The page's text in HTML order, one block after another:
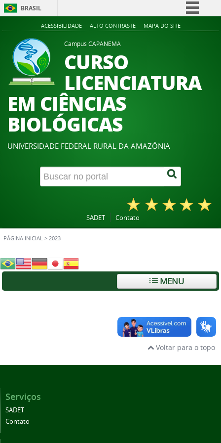
BRASIL
Simplifique!
Legislação
ACESSIBILIDADE ALTO CONTRASTE MAPA DO SITE
Campus CAPANEMA
CURSO
LICENCIATURA
EM CIÊNCIAS
BIOLÓGICAS
UNIVERSIDADE FEDERAL RURAL DA AMAZÔNIA
SADET Contato
PÁGINA INICIAL > 2023
MENU
Voltar para o topo
Serviços
SADET
Contato